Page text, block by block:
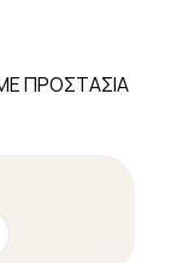
ΠΡΟΣΤΑΣΙΑ